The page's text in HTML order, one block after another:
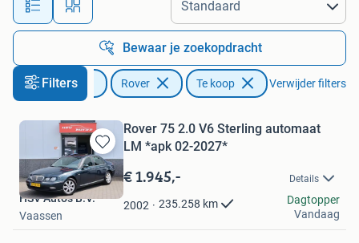
Bewaar je zoekopdracht
Filters
Auto's Rover Te koop Verwijder filters
Bewaren
in
Mijn
Favorieten
Rover 75 2.0 V6 Sterling automaat
LM *apk 02-2027*
€ 1.945,- Details
2002 235.258 km
HSV Auto's B.V.
Vaassen
Dagtopper
Vandaag